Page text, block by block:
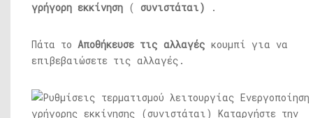
γρήγορη εκκίνηση ( συνιστάται) .
Πάτα το Αποθήκευσε τις αλλαγές κουμπί για να
επιβεβαιώσετε τις αλλαγές.